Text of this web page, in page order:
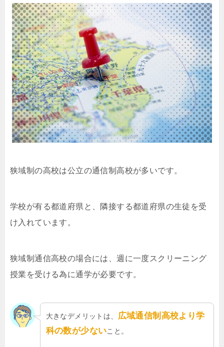
狭域制の高校は公立の通信制高校が多いです。
学校が有る都道府県と、隣接する都道府県の生徒を受
け入れています。
狭域制通信高校の場合には、週に一度スクリーニング
授業を受ける為に通学が必要です。
大きなデメリットは、 広域通信制高校より学
科の数が少ないこと。